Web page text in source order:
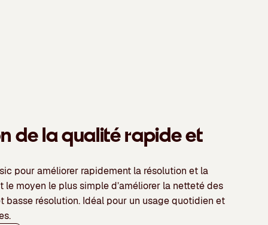
de la qualité rapide et
pour améliorer rapidement la résolution et la
le moyen le plus simple d’améliorer la netteté des
basse résolution. Idéal pour un usage quotidien et